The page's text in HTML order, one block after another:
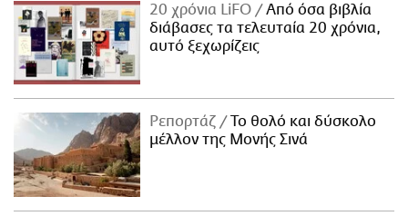
20 χρόνια LiFO
Από όσα βιβλία
διάβασες τα τελευταία 20 χρόνια,
αυτό ξεχωρίζεις
Ρεπορτάζ
Το θολό και δύσκολο
μέλλον της Μονής Σινά